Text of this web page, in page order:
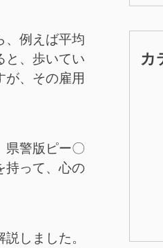
、例えば平均
と、歩いてい
が、その雇用
県警版ピー〇
持って、心の
しました。
カ